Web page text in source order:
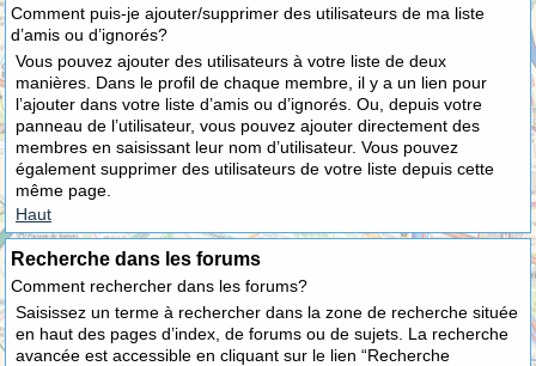
Comment puis-je ajouter/supprimer des utilisateurs de ma liste
d’amis ou d’ignorés?
Vous pouvez ajouter des utilisateurs à votre liste de deux
manières. Dans le profil de chaque membre, il y a un lien pour
l’ajouter dans votre liste d’amis ou d’ignorés. Ou, depuis votre
panneau de l’utilisateur, vous pouvez ajouter directement des
membres en saisissant leur nom d’utilisateur. Vous pouvez
également supprimer des utilisateurs de votre liste depuis cette
même page.
Haut
Recherche dans les forums
Comment rechercher dans les forums?
Saisissez un terme à rechercher dans la zone de recherche située
en haut des pages d’index, de forums ou de sujets. La recherche
avancée est accessible en cliquant sur le lien “Recherche